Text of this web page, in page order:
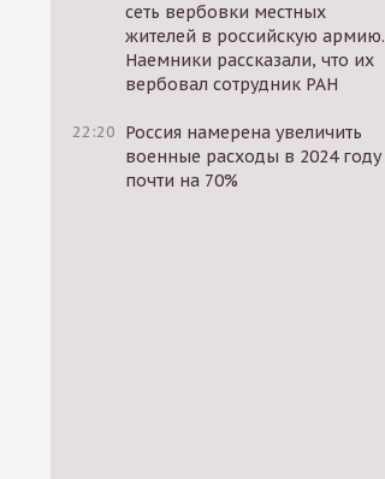
сеть вербовки местных
жителей в российскую армию.
Наемники рассказали, что их
вербовал сотрудник РАН
22:20 Россия намерена увеличить
военные расходы в 2024 году
почти на 70%